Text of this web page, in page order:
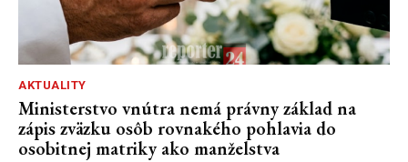
AKTUALITY
Ministerstvo vnútra nemá právny základ na
zápis zväzku osôb rovnakého pohlavia do
osobitnej matriky ako manželstva